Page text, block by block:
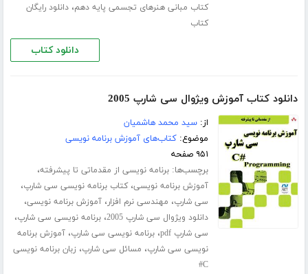
کتاب مبانی هنرهای تجسمی پایه دهم،دانلود رایگان
کتاب
دانلود کتاب
دانلود کتاب آموزش ویژوال سی شارپ 2005
از:سید محمد هاشمیان
موضوع:کتاب‌های آموزش برنامه نویسی
۹۵۱ صفحه
برچسب‌ها:برنامه نویسی از مقدماتی تا پیشرفته،
آموزش برنامه نویسی،کتاب برنامه نویسی سی شارپ،
سی شارپ، مهندسی نرم افزار،آموزش برنامه نویسی،
دانلود ویژوال سی شارپ 2005 ،برنامه نویسی سی شارپ،
سی شارپ pdf ،برنامه نویسی سی شارپ،آموزش برنامه
نویسی سی شارپ، مسائل سی شارپ، زبان برنامه نویسی
C#